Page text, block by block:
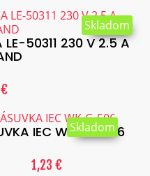
LE-50311 230 V 2.5 A
Skladom
IEC WK-G-506
1,23 €
Skladom